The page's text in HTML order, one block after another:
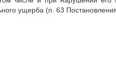
ущерба (п. 63